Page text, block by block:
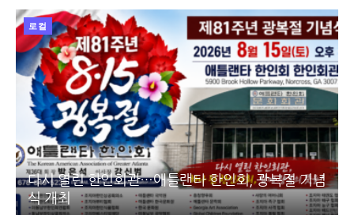
로컬
다시 열린 한인회관…애틀랜타 한인회, 광복절 기념
식 개최